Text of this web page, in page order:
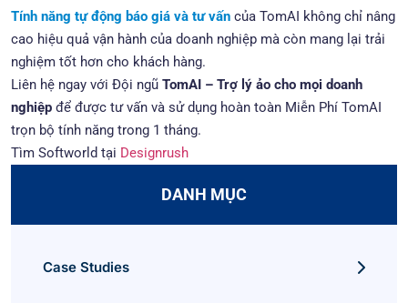
Tính năng tự động báo giá và tư vấn của TomAI không chỉ nâng
cao hiệu quả vận hành của doanh nghiệp mà còn mang lại trải
nghiệm tốt hơn cho khách hàng.
Liên hệ ngay với Đội ngũ TomAI – Trợ lý ảo cho mọi doanh
nghiệp để được tư vấn và sử dụng hoàn toàn Miễn Phí TomAI
trọn bộ tính năng trong 1 tháng.
Tìm Softworld tại Designrush
DANH MỤC
Case Studies